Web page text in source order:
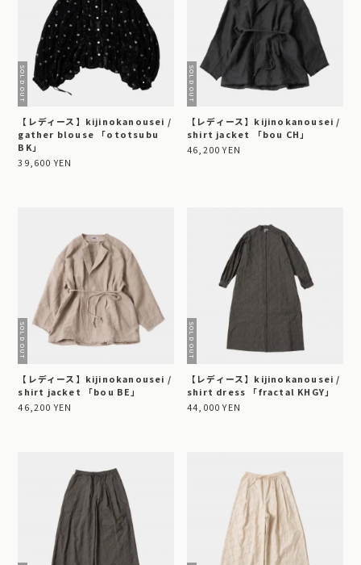
【レディース】kijinokanousei /
gather blouse 「ototsubu
BK」
39,600 YEN
【レディース】kijinokanousei /
shirt jacket 「bou CH」
46,200 YEN
【レディース】kijinokanousei /
shirt jacket 「bou BE」
46,200 YEN
【レディース】kijinokanousei /
shirt dress 「fractal KHGY」
44,000 YEN